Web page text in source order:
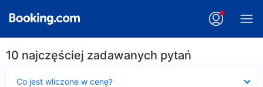
10 najczęściej zadawanych pytań
Co jest wliczone w cenę?